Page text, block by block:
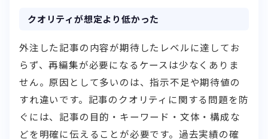
クオリティが想定より低かった
外注した記事の内容が期待したレベルに達してお
らず、再編集が必要になるケースは少なくありま
せん。原因として多いのは、指示不足や期待値の
すれ違いです。記事のクオリティに関する問題を防
ぐには、記事の目的・キーワード・文体・構成な
どを明確に伝えることが必要です。過去実績の確